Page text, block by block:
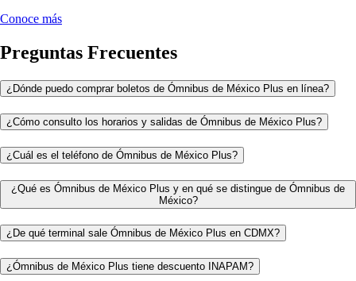
Conoce más
Preguntas Frecuentes
¿Dónde puedo comprar boletos de Ómnibus de México Plus en línea?
¿Cómo consulto los horarios y salidas de Ómnibus de México Plus?
¿Cuál es el teléfono de Ómnibus de México Plus?
¿Qué es Ómnibus de México Plus y en qué se distingue de Ómnibus de
México?
¿De qué terminal sale Ómnibus de México Plus en CDMX?
¿Ómnibus de México Plus tiene descuento INAPAM?